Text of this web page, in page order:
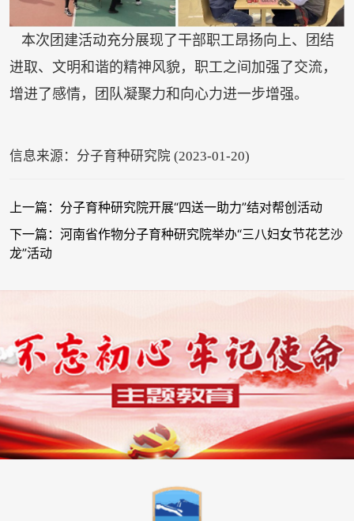
本次团建活动充分展现了干部职工昂扬向上、团结
进取、文明和谐的精神风貌，职工之间加强了交流，
增进了感情，团队凝聚力和向心力进一步增强。
信息来源：分子育种研究院 (2023-01-20)
上一篇：分子育种研究院开展“四送一助力”结对帮创活动
下一篇：河南省作物分子育种研究院举办“三八妇女节花艺沙
龙”活动